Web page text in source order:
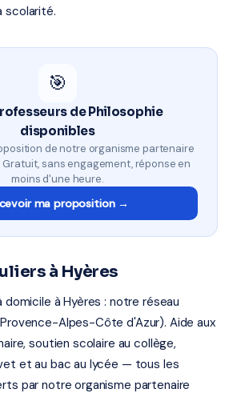
scolarité.
🎯
de Philosophie
disponibles
de notre organisme partenaire
Gratuit, sans engagement, réponse en
moins d'une heure.
ma proposition →
à Hyères
à Hyères : notre réseau
Alpes-Côte d'Azur). Aide aux
soutien scolaire au collège,
et au bac au lycée — tous les
par notre organisme partenaire